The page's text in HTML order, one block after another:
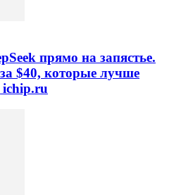
прямо на запястье.
$40, которые лучше